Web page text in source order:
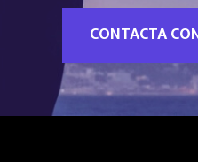
CONTACTA